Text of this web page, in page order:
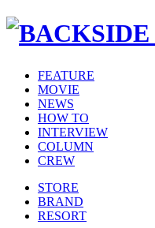
FEATURE
MOVIE
NEWS
HOW TO
INTERVIEW
COLUMN
CREW
STORE
BRAND
RESORT